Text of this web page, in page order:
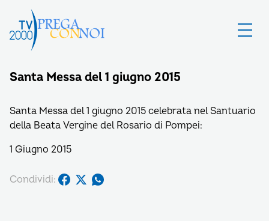
Santa Messa del 1 giugno 2015
Santa Messa del 1 giugno 2015 celebrata nel Santuario
della Beata Vergine del Rosario di Pompei:
1 Giugno 2015
Condividi: